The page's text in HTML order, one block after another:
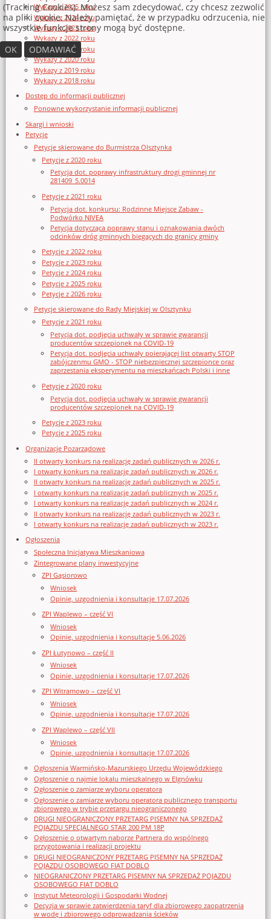
Wykazy z 2025 roku
Wykazy z 2024 roku
Wykazy z 2023 roku
Wykazy z 2022 roku
Wykazy z 2021 roku
Wykazy z 2020 roku
Wykazy z 2019 roku
Wykazy z 2018 roku
Dostęp do informacji publicznej
Ponowne wykorzystanie informacji publicznej
Skargi i wnioski
Petycje
Petycje skierowane do Burmistrza Olsztynka
Petycje z 2020 roku
Petycja dot. poprawy infrastruktury drogi gminnej nr
281409_5.0014
Petycje z 2021 roku
Petycja dot. konkursu: Rodzinne Miejsce Zabaw -
Podwórko NIVEA
Petycja dotycząca poprawy stanu i oznakowania dwóch
odcinków dróg gminnych biegących do granicy gminy
Petycje z 2022 roku
Petycje z 2023 roku
Petycje z 2024 roku
Petycje z 2025 roku
Petycje z 2026 roku
Petycje skierowane do Rady Miejskiej w Olsztynku
Petycje z 2021 roku
Petycja dot. podjęcia uchwały w sprawie gwarancji
producentów szczepionek na COVID-19
Petycja dot. podjęcia uchwały poierającej list otwarty STOP
zabójczenmu GMO - STOP niebezpiecznej szczepionce oraz
zaprzestania eksperymentu na mieszkańcach Polski i inne
Petycje z 2020 roku
Petycja dot. podjęcia uchwały w sprawie gwarancji
producentów szczepionek na COVID-19
Petycje z 2023 roku
Petycje z 2025 roku
Organizacje Pozarządowe
II otwarty konkurs na realizację zadań publicznych w 2026 r.
I otwarty konkurs na realizację zadań publicznych w 2026 r.
II otwarty konkurs na realizację zadań publicznych w 2025 r.
I otwarty konkurs na realizację zadań publicznych w 2025 r.
I otwarty konkurs na realizację zadań publicznych w 2024 r.
II otwarty konkurs na realizację zadań publicznych w 2023 r.
I otwarty konkurs na realizację zadań publicznych w 2023 r.
Ogłoszenia
Społeczna Inicjatywa Mieszkaniowa
Zintegrowane plany inwestycyjne
ZPI Gąsiorowo
Wniosek
Opinie, uzgodnienia i konsultacje 17.07.2026
ZPI Waplewo – część VI
Wniosek
Opinie, uzgodnienia i konsultacje 5.06.2026
ZPI Łutynowo – część II
Wniosek
Opinie, uzgodnienia i konsultacje 17.07.2026
ZPI Witramowo – część VI
Wniosek
Opinie, uzgodnienia i konsultacje 17.07.2026
ZPI Waplewo – część VII
Wniosek
Opinie, uzgodnienia i konsultacje 17.07.2026
Ogłoszenia Warmińsko-Mazurskiego Urzędu Wojewódzkiego
Ogłoszenie o najmie lokalu mieszkalnego w Elgnówku
Ogłoszenie o zamiarze wyboru operatora
Ogłoszenie o zamiarze wyboru operatora publicznego transportu
zbiorowego w trybie przetargu nieograniczonego
DRUGI NIEOGRANICZONY PRZETARG PISEMNY NA SPRZEDAŻ
POJAZDU SPECJALNEGO STAR 200 PM 18P
Ogłoszenie o otwartym naborze Partnera do wspólnego
przygotowania i realizacji projektu
DRUGI NIEOGRANICZONY PRZETARG PISEMNY NA SPRZEDAŻ
POJAZDU OSOBOWEGO FIAT DOBLO
NIEOGRANICZONY PRZETARG PISEMNY NA SPRZEDAŻ POJAZDU
OSOBOWEGO FIAT DOBLO
Instytut Meteorologii i Gospodarki Wodnej
Decyzja w sprawie zatwierdzenia taryf dla zbiorowego zaopatrzenia
w wodę i zbiorowego odprowadzania ścieków
(Tracking Cookies). Możesz sam zdecydować, czy chcesz zezwolić
na pliki cookie. Należy pamiętać, że w przypadku odrzucenia, nie
wszystkie funkcje strony mogą być dostępne.
OK
ODMAWIAĆ